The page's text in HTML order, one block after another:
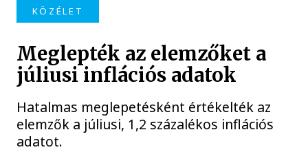
KÖZÉLET
Meglepték az elemzőket a
júliusi inflációs adatok
Hatalmas meglepetésként értékelték az
elemzők a júliusi, 1,2 százalékos inflációs
adatot.